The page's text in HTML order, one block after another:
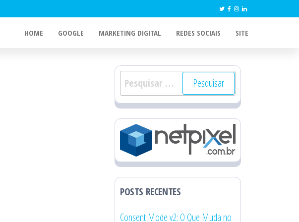
HOME GOOGLE MARKETING DIGITAL REDES SOCIAIS SITE
Pesquisar
por:
POSTS RECENTES
Consent Mode v2: O Que Muda no